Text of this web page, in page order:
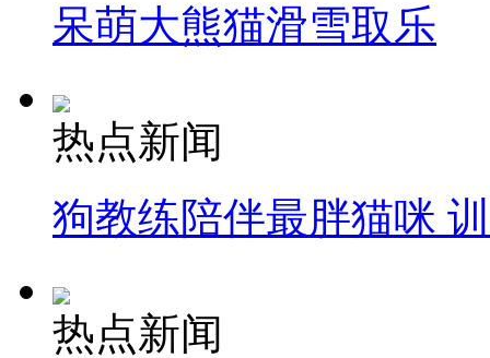
呆萌大熊猫滑雪取乐
热点新闻
狗教练陪伴最胖猫咪
热点新闻